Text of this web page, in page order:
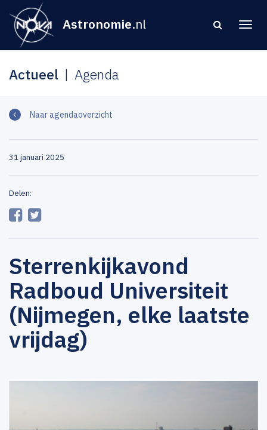
Astronomie.nl
Actueel Agenda
Naar agendaoverzicht
31 januari 2025
Delen:
Sterrenkijkavond
Radboud Universiteit
(Nijmegen, elke laatste
vrijdag)